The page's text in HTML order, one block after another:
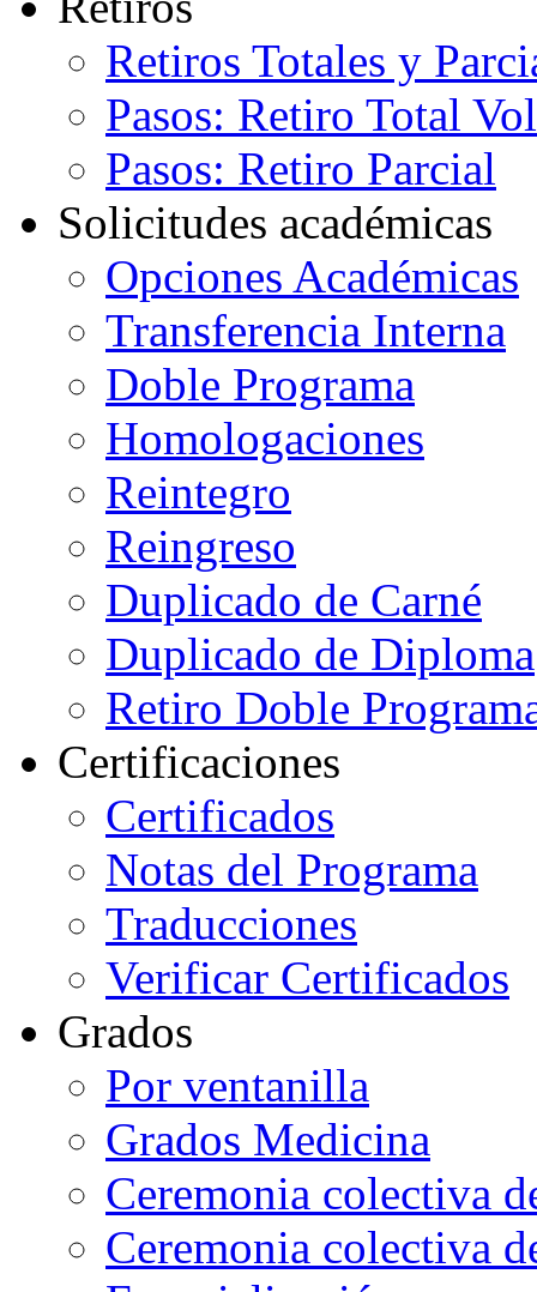
Retiros Totales y
Pasos: Retiro Total
Pasos: Retiro Parcial
Solicitudes académicas
Opciones Académicas
Transferencia Interna
Doble Programa
Homologaciones
Reintegro
Reingreso
Duplicado de Carné
Duplicado de Diploma
Retiro Doble
Certificaciones
Certificados
Notas del Programa
Traducciones
Verificar Certificados
Grados
Por ventanilla
Grados Medicina
Ceremonia colectiva
Ceremonia colectiva